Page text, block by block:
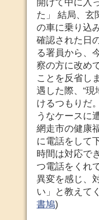
開けて中に入
た」 結局、玄
の車に乗り込
確認された日
る署員から、
察の方に改め
ことを反省し
遇した際、“
けるつもりだ
うなケースに
網走市の健康
に電話をして
時間は対応で
つ電話をくれ
異変を感じ、
い」と教えて
書鳩)